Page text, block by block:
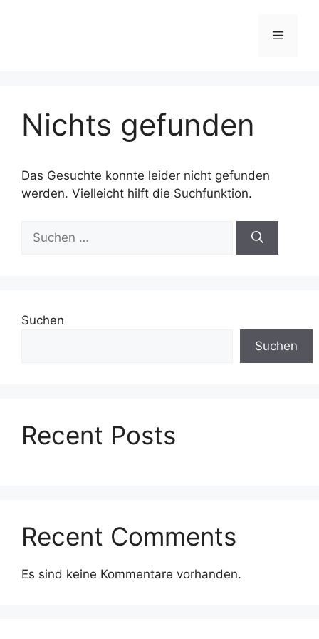
Nichts gefunden
Das Gesuchte konnte leider nicht gefunden
werden. Vielleicht hilft die Suchfunktion.
Suchen
Suchen
Recent Posts
Recent Comments
Es sind keine Kommentare vorhanden.